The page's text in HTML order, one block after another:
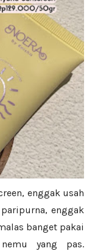
enggak usah
enggak
banget pakai
yang pas.